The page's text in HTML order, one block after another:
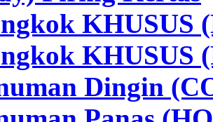
KHUSUS
KHUSUS
Dingin